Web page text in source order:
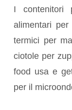
I contenitori
alimentari per
termici per
ciotole per
food usa e
per il